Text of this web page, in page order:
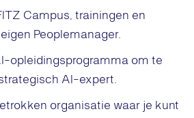
Campus, trainingen en
Peoplemanager.
opleidingsprogramma om te
AI-expert.
organisatie waar je kunt